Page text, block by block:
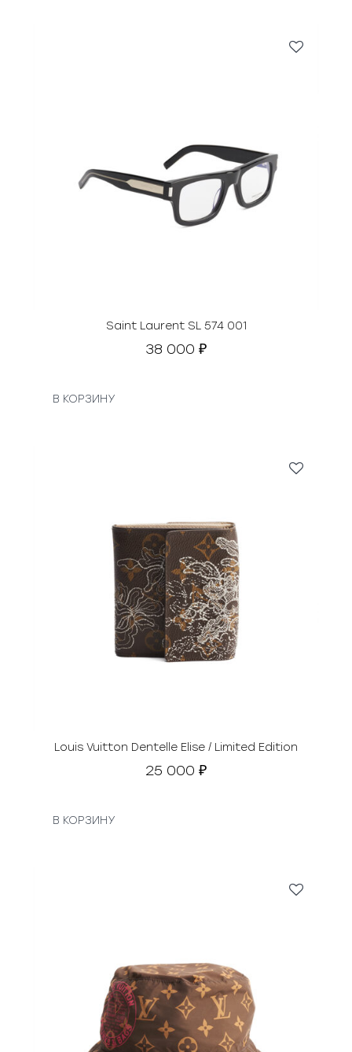
Saint Laurent SL 574 001
38 000 ₽
В КОРЗИНУ
Louis Vuitton Dentelle Elise / Limited Edition
25 000 ₽
В КОРЗИНУ